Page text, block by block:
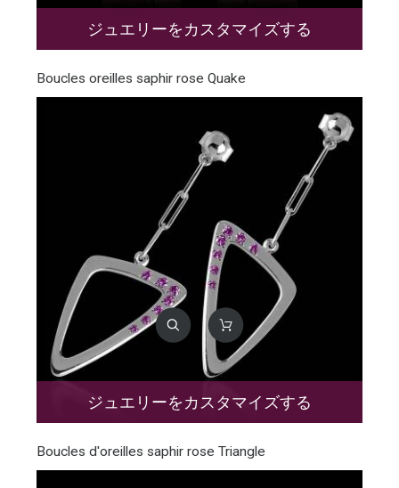
ジュエリーをカスタマイズする
Boucles oreilles saphir rose Quake
ジュエリーをカスタマイズする
Boucles d'oreilles saphir rose Triangle